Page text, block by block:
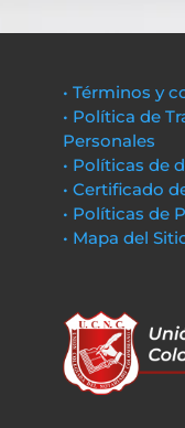
• Términos y
• Política de
Personales
• Políticas de
• Certificado
• Políticas de
• Mapa del